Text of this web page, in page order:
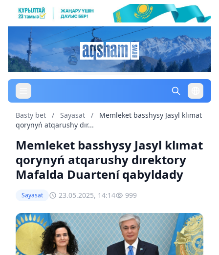
Basty bet / Sayasat /
Memleket basshysy Jasyl klımat
qorynyń atqarushy dır...
Memleket basshysy Jasyl klımat
qorynyń atqarushy dırektory
Mafalda Duartení qabyldady
Sayasat 23.05.2025, 14:14 999